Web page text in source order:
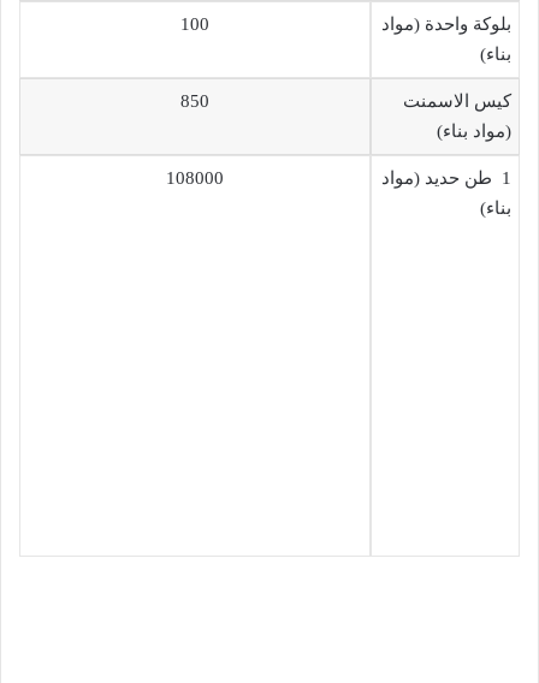
بلوكة واحدة (مواد
بناء)
100
كيس الاسمنت
(مواد بناء)
850
1 طن حديد (مواد
بناء)
108000